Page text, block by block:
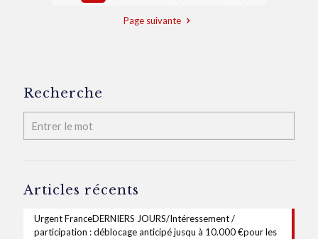
Page suivante
Recherche
Articles récents
Urgent FranceDERNIERS JOURS/Intéressement /
participation : déblocage anticipé jusqu à 10.000 €pour les